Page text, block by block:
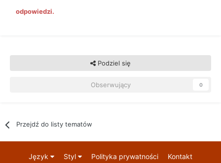
odpowiedzi.
Podziel się
Obserwujący 0
Przejdź do listy tematów
Język Styl Polityka prywatności Kontakt